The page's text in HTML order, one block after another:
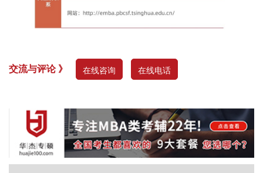
交流与评论 》 在线咨询 在线电话